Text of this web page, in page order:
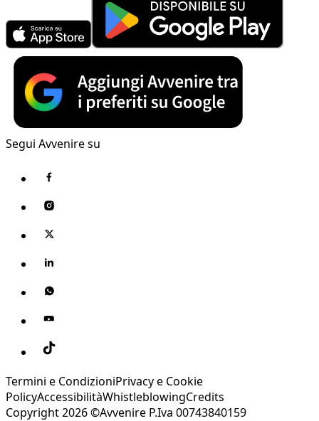
Segui Avvenire su
Termini e CondizioniPrivacy e Cookie
PolicyAccessibilitàWhistleblowingCredits
Copyright 2026 ©Avvenire P.Iva 00743840159